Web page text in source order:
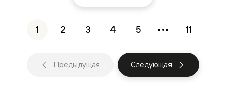
1 2 3 4 5 11
Предыдущая Следующая